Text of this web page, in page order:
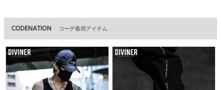
CODENATION コーデ着用アイテム